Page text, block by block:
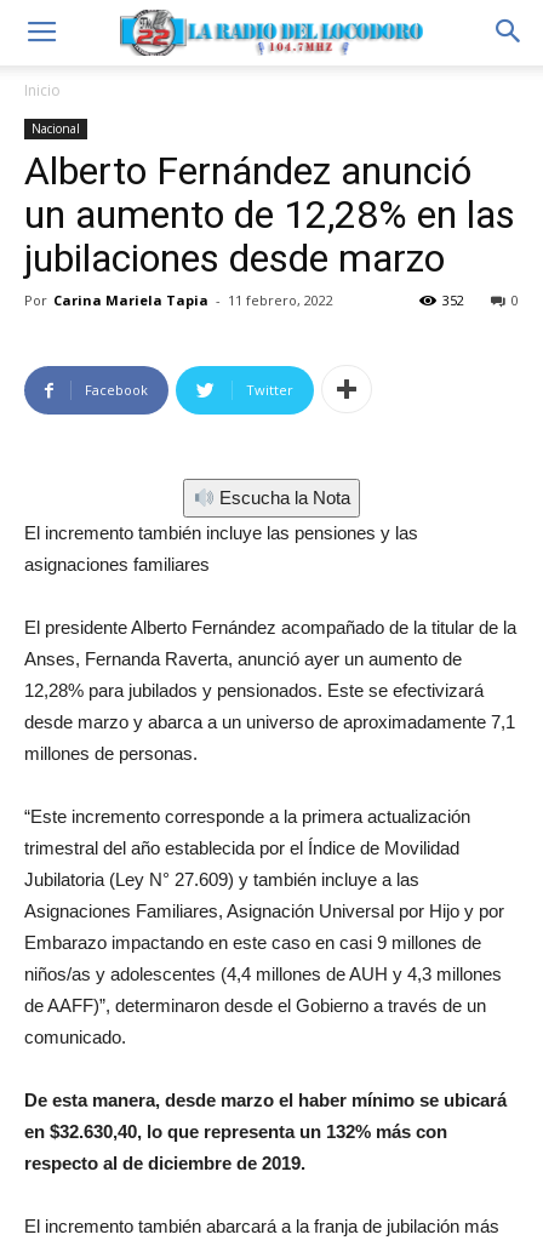
Inicio
Nacional
Alberto Fernández anunció
un aumento de 12,28% en las
jubilaciones desde marzo
Por Carina Mariela Tapia - 11 febrero, 2022 0
352
Facebook Twitter
Escucha la Nota
El incremento también incluye las pensiones y las
asignaciones familiares
El presidente Alberto Fernández acompañado de la titular de la
Anses, Fernanda Raverta, anunció ayer un aumento de
12,28% para jubilados y pensionados. Este se efectivizará
desde marzo y abarca a un universo de aproximadamente 7,1
millones de personas.
“Este incremento corresponde a la primera actualización
trimestral del año establecida por el Índice de Movilidad
Jubilatoria (Ley N° 27.609) y también incluye a las
Asignaciones Familiares, Asignación Universal por Hijo y por
Embarazo impactando en este caso en casi 9 millones de
niños/as y adolescentes (4,4 millones de AUH y 4,3 millones
de AAFF)”, determinaron desde el Gobierno a través de un
comunicado.
De esta manera, desde marzo el haber mínimo se ubicará
en $32.630,40, lo que representa un 132% más con
respecto al de diciembre de 2019.
El incremento también abarcará a la franja de jubilación más